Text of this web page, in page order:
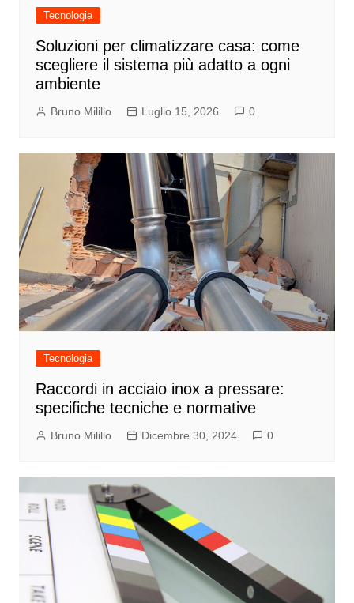
Tecnologia
Soluzioni per climatizzare casa: come
scegliere il sistema più adatto a ogni
ambiente
Bruno Milillo Luglio 15, 2026 0
Tecnologia
Raccordi in acciaio inox a pressare:
specifiche tecniche e normative
Bruno Milillo Dicembre 30, 2024 0